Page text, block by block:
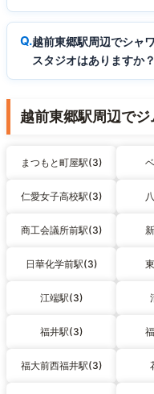
越前東郷駅周辺でシャ
スタジオはありますか？
越前東郷駅周辺で
まつもと町屋駅(3)
仁愛女子高校駅(3)
商工会議所前駅(3)
日華化学前駅(3)
江端駅(3)
福井駅(3)
福大前西福井駅(3)